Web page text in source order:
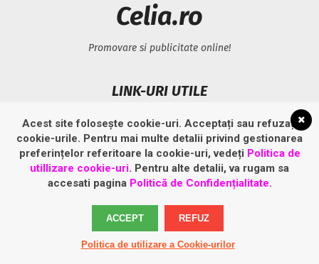
Celia.ro
Promovare si publicitate online!
LINK-URI UTILE
Politică privind fișierele cookies
Politică de confidențialitate
Acest site folosește cookie-uri. Acceptați sau refuzați
cookie-urile. Pentru mai multe detalii privind gestionarea
preferințelor referitoare la cookie-uri, vedeți Politica de
utillizare cookie-uri. Pentru alte detalii, va rugam sa
accesati pagina Politică de Confidențialitate.
ACCEPT REFUZ
Politica de utilizare a Cookie-urilor